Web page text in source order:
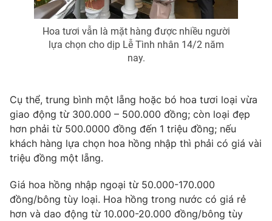
Giải sao mai
Làm đẹp
Chất lượng cuộc sống
Tuyển sinh
Học trực tuyến
Công nghệ
Hitech Công nghệ tương lai
Thị trường
Tư vấn
Lịch phát sóng
Chuyên mục khác
Emagazine
Photo Infographic
Hoa tươi vẫn là mặt hàng được nhiều người
lựa chọn cho dịp Lễ Tình nhân 14/2 năm
nay.
Cụ thể, trung bình một lẵng hoặc bó hoa tươi loại vừa
giao động từ 300.000 – 500.000 đồng; còn loại đẹp
hơn phải từ 500.0000 đồng đến 1 triệu đồng; nếu
khách hàng lựa chọn hoa hồng nhập thì phải có giá vài
triệu đồng một lẵng.
Giá hoa hồng nhập ngoại từ 50.000-170.000
đồng/bông tùy loại. Hoa hồng trong nước có giá rẻ
hơn và dao động từ 10.000-20.000 đồng/bông tùy